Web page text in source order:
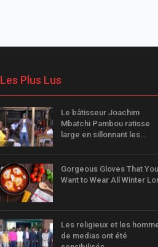
Les Plus Lus
Le bâtisseur Joachim
Mbatchi Pambou ratisse
large en sillonnant les…
Gorgeous Gloves That
Want to Wear All Winter
Les religieux et les
de medias ont été